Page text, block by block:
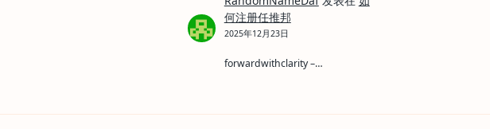
何注册任推邦
2025年12月23日
forwardwithclarity –…